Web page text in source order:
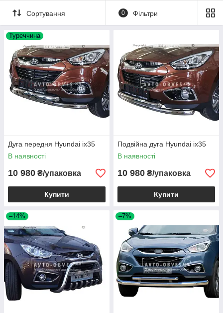
Сортування 0 Фільтри
Туреччина
Дуга передня Hyundai ix35
В наявності
10 980 ₴/упаковка
Купити
Подвійна дуга Hyundai ix35
В наявності
10 980 ₴/упаковка
Купити
–14% –7%